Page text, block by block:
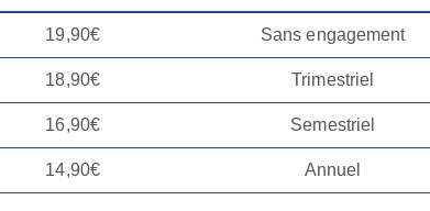
19,90€ Sans engagement
18,90€ Trimestriel
16,90€ Semestriel
14,90€ Annuel